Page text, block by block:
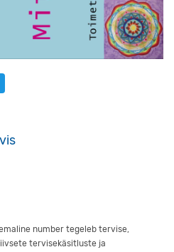
number tegeleb tervise,
tervisekäsitluste ja